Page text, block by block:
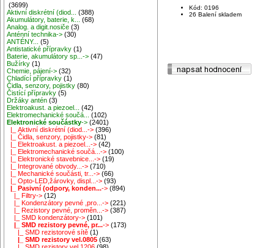
(3699)
Aktivní diskrétní (diod...
(388)
Akumulátory, baterie, k...
(68)
Analog. a digit.nosiče (3)
Anténní technika-> (30)
ANTÉNY...
(5)
Antistatické přípravky (1)
Baterie, akumulátory sp...-> (47)
Bužírky (1)
Chemie, pájení-> (32)
Chladící přípravky (1)
Čidla, senzory, pojistky (80)
Čistící přípravky (5)
Držáky antén (3)
Elektroakust. a piezoel...
(42)
Elektromechanické součá...
(102)
Elektronické součástky-> (2401)
|_ Aktivní diskrétní (diod...-> (396)
|_ Čidla, senzory, pojistky-> (81)
|_ Elektroakust. a piezoel...-> (42)
|_ Elektromechanické součá...-> (100)
|_ Elektronické stavebnice...-> (19)
|_ Integrované obvody...-> (710)
|_ Mechanické součásti, tr...-> (66)
|_ Opto-LED,žárovky, displ...-> (93)
|_ Pasivní (odpory, konden...-> (894)
|_ Filtry-> (12)
|_ Kondenzátory pevné ,pro...-> (221)
|_ Rezistory pevné, proměn...-> (387)
|_ SMD kondenzátory-> (101)
|_ SMD rezistory pevné, pr...-> (173)
|_ SMD rezistorové sítě (1)
|_ SMD rezistory vel.0805 (63)
|_ SMD rezistory vel.1206 (98)
Kód: 0196
26 Balení skladem